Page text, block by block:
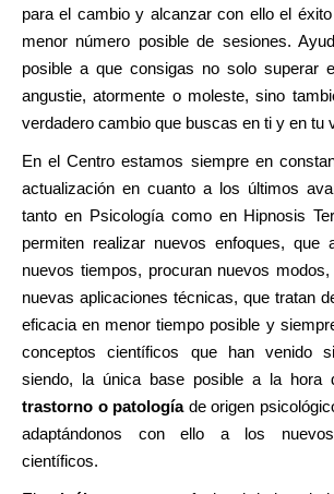
para el cambio y alcanzar con ello el
menor número posible de sesiones.
posible a que consigas no solo superar
angustie, atormente o moleste, sino
verdadero cambio que buscas en ti y en tu
En el Centro estamos siempre en
actualización en cuanto a los últimos
tanto en Psicología como en Hipnosis
permiten realizar nuevos enfoques, que
nuevos tiempos, procuran nuevos
nuevas aplicaciones técnicas, que tratan
eficacia en menor tiempo posible y
conceptos científicos que han venido
siendo, la única base posible a la hora
trastorno o patología de origen
adaptándonos con ello a los nuevos
científicos.